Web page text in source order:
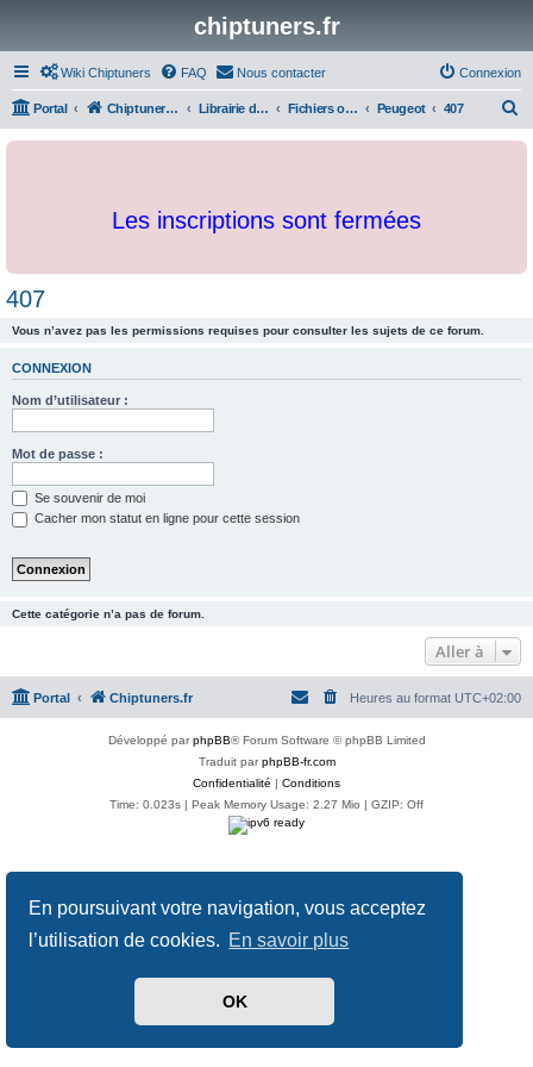
En poursuivant votre navigation, vous acceptez
l’utilisation de cookies. En savoir plus
OK
chiptuners.fr
Wiki Chiptuners FAQ Nous contacter Connexion
Portal Chiptuners.fr Librairie de documents et originaux Fichiers originaux Peugeot 407
c
Les inscriptions sont fermées
407
Vous n’avez pas les permissions requises pour consulter les sujets de ce forum.
CONNEXION
Nom d’utilisateur :
Mot de passe :
Se souvenir de moi
Cacher mon statut en ligne pour cette session
Cette catégorie n’a pas de forum.
Aller à
Portal Chiptuners.fr Heures au format UTC+02:00
Développé parphpBB® Forum Software © phpBB Limited
Traduit parphpBB-fr.com
Confidentialité | Conditions
Time: 0.023s | Peak Memory Usage: 2.27 Mio | GZIP: Off